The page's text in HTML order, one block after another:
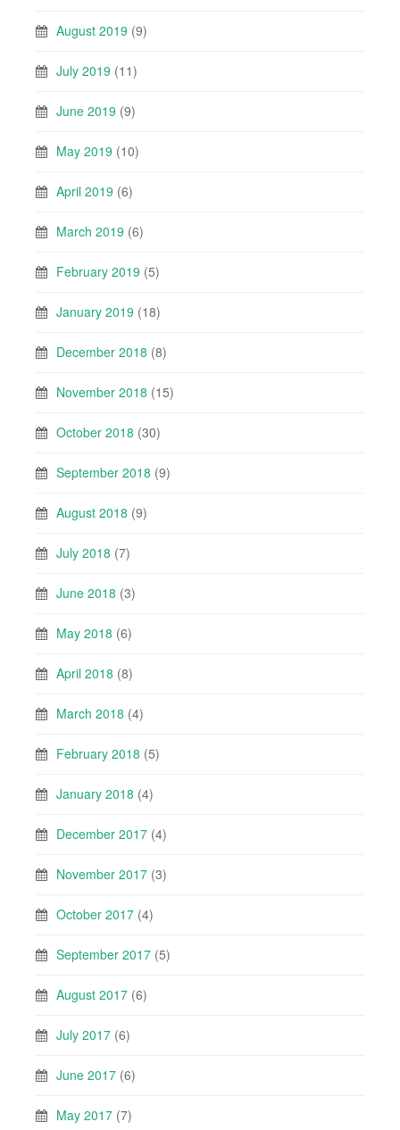
August 2019 (9)
July 2019 (11)
June 2019 (9)
May 2019 (10)
April 2019 (6)
March 2019 (6)
February 2019 (5)
January 2019 (18)
December 2018 (8)
November 2018 (15)
October 2018 (30)
September 2018 (9)
August 2018 (9)
July 2018 (7)
June 2018 (3)
May 2018 (6)
April 2018 (8)
March 2018 (4)
February 2018 (5)
January 2018 (4)
December 2017 (4)
November 2017 (3)
October 2017 (4)
September 2017 (5)
August 2017 (6)
July 2017 (6)
June 2017 (6)
May 2017 (7)